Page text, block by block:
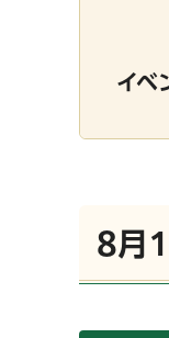
イベ
8月